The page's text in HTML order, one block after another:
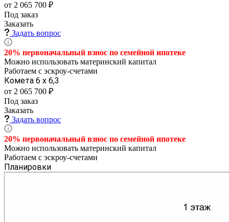
от 2 065 700 ₽
Под заказ
Заказать
Задать вопрос
20% первоначальный взнос по семейной ипотеке
Можно использовать материнский капитал
Работаем с эскроу-счетами
Комета 6 х 6,3
от 2 065 700 ₽
Под заказ
Заказать
Задать вопрос
20% первоначальный взнос по семейной ипотеке
Можно использовать материнский капитал
Работаем с эскроу-счетами
Планировки